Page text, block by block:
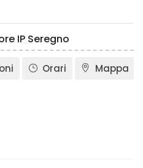
IP Seregno
Orari Mappa